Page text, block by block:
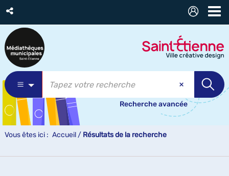
Recherche avancée
Vous êtes ici : Accueil / Résultats de la recherche